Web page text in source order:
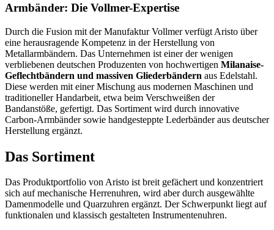
Armbänder: Die Vollmer-Expertise
Durch die Fusion mit der Manufaktur Vollmer verfügt Aristo über
eine herausragende Kompetenz in der Herstellung von
Metallarmbändern. Das Unternehmen ist einer der wenigen
verbliebenen deutschen Produzenten von hochwertigen Milanaise-
Geflechtbändern und massiven Gliederbändern aus Edelstahl.
Diese werden mit einer Mischung aus modernen Maschinen und
traditioneller Handarbeit, etwa beim Verschweißen der
Bandanstöße, gefertigt. Das Sortiment wird durch innovative
Carbon-Armbänder sowie handgesteppte Lederbänder aus deutscher
Herstellung ergänzt.
Das Sortiment
Das Produktportfolio von Aristo ist breit gefächert und konzentriert
sich auf mechanische Herrenuhren, wird aber durch ausgewählte
Damenmodelle und Quarzuhren ergänzt. Der Schwerpunkt liegt auf
funktionalen und klassisch gestalteten Instrumentenuhren.